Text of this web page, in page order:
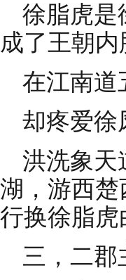
徐脂虎是
成了王朝
在江南道
却疼爱徐
洪洗象天
湖，游西
行换徐脂虎
三，二郡